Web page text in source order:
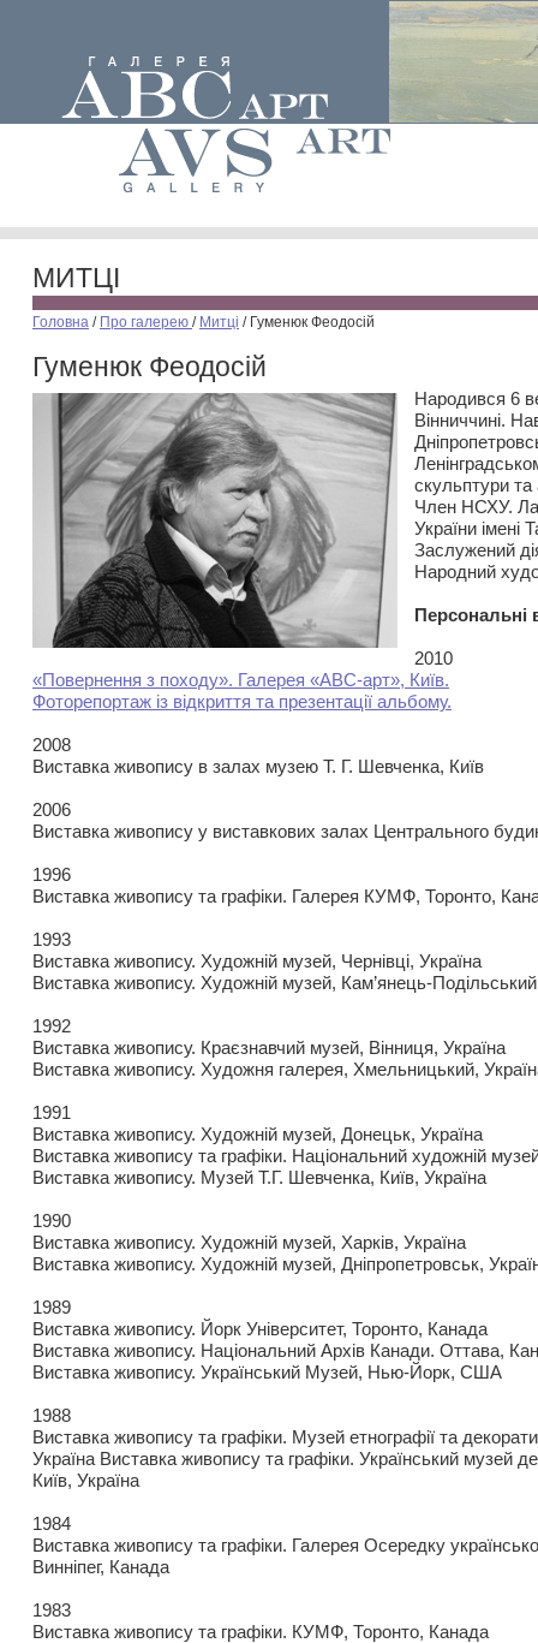
МИТЦІ
Головна / Про галерею / Митці / Гуменюк Феодосій
Гуменюк Феодосій
Народився 6
Вінниччині.
скульптури та
Член НСХУ.
України імені
Заслужений
Народний
Персональні
2010
«Повернення з походу». Галерея «АВС-арт», Київ.
Фоторепортаж із відкриття та презентації альбому.
2008
Виставка живопису в залах музею Т. Г. Шевченка, Київ
2006
Виставка живопису у виставкових залах Центрального
1996
Виставка живопису та графіки. Галерея КУМФ, Торонто,
1993
Виставка живопису. Художній музей, Чернівці, Україна
Виставка живопису. Художній музей, Кам’янець-
1992
Виставка живопису. Краєзнавчий музей, Вінниця, Україна
Виставка живопису. Художня галерея, Хмельницький,
1991
Виставка живопису. Художній музей, Донецьк, Україна
Виставка живопису та графіки. Національний художній
Виставка живопису. Музей Т.Г. Шевченка, Київ, Україна
1990
Виставка живопису. Художній музей, Харків, Україна
Виставка живопису. Художній музей, Дніпропетровськ,
1989
Виставка живопису. Йорк Університет, Торонто, Канада
Виставка живопису. Національний Архів Канади. Оттава,
Виставка живопису. Український Музей, Нью-Йорк, США
1988
Виставка живопису та графіки. Музей етнографії та
Україна Виставка живопису та графіки. Український музей
Київ, Україна
1984
Виставка живопису та графіки. Галерея Осередку
Винніпег, Канада
1983
Виставка живопису та графіки. КУМФ, Торонто, Канада